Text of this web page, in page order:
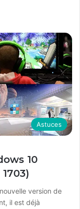
Astuces
10
version de
il est déjà